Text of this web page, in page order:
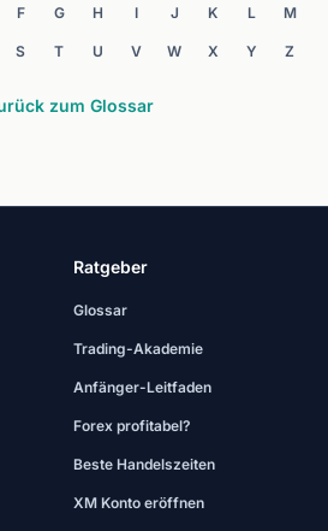
F G H I J K L M
S T U V W X Y Z
zum Glossar
Ratgeber
Glossar
Trading-Akademie
Anfänger-Leitfaden
Forex profitabel?
Beste Handelszeiten
XM Konto eröffnen